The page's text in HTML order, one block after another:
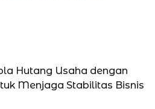
Hutang Usaha dengan
Menjaga Stabilitas Bisnis